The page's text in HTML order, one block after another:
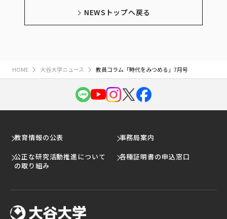
NEWSトップへ戻る
HOME 大谷大学ニュース 教員コラム「時代をみつめる」7月号
教育情報の公表
事務局案内
公正な研究活動推進について
の取り組み
各種証明書の申込窓口